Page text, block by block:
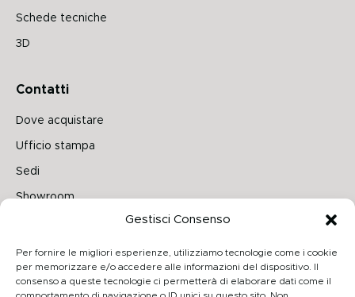
Gestisci Consenso
Per fornire le migliori esperienze, utilizziamo tecnologie come i cookie
per memorizzare e/o accedere alle informazioni del dispositivo. Il
consenso a queste tecnologie ci permetterà di elaborare dati come il
Schede tecniche
3D
Contatti
Dove acquistare
Ufficio stampa
Sedi
Showroom